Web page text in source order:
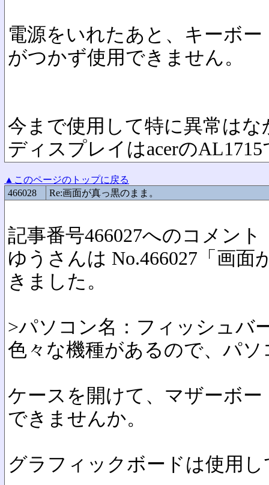
電源をいれたあと、キーボ
がつかず使用できません。
今まで使用して特に異常は
ディスプレイはacerの
▲このページのトップに戻る
466028
Re:画面が真っ黒のまま。
記事番号466027へのコメント
ゆうさんは No.466027「画
きました。
>パソコン名：フィッシュバ
色々な機種があるので、パ
ケースを開けて、マザーボ
できませんか。
グラフィックボードは使用